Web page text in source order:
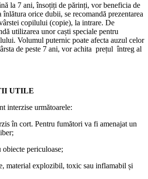
la 7 ani, însoțiți de părinți, vor beneficia de
înlătura orice dubii, se recomandă prezentarea
copilului (copie), la intrare. De
utilizarea unor caști speciale pentru
Volumul puternic poate afecta auzul celor
de peste 7 ani, vor achita prețul întreg al
UTILE
interzise următoarele:
în cort. Pentru fumători va fi amenajat un
obiecte periculoase;
material explozibil, toxic sau inflamabil și